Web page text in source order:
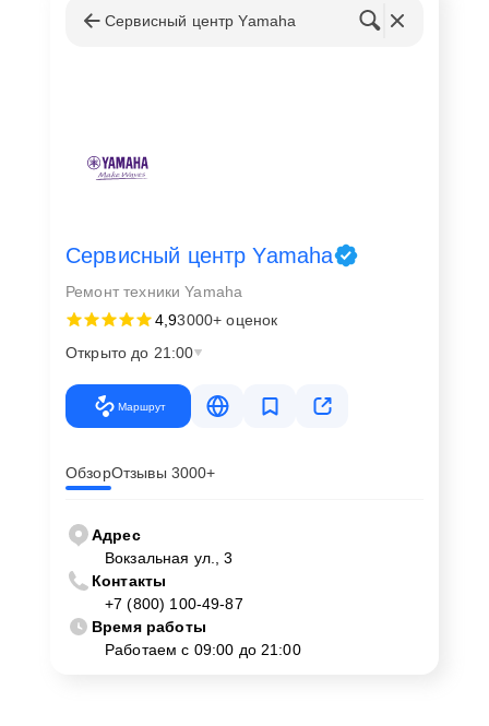
Сервисный центр Yamaha
Сервисный центр Yamaha
Ремонт техники Yamaha
4,93000+ оценок
Открыто до 21:00
Маршрут
ОбзорОтзывы 3000+
Адрес
Вокзальная ул., 3
Контакты
+7 (800) 100-49-87
Время работы
Работаем с 09:00 до 21:00